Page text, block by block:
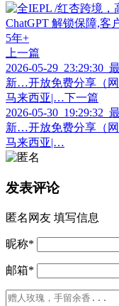
上一篇
2026-05-
新…开放免费分享（网
马来西亚|… 下一篇
2026-05-
新…开放免费分享（网
马来西亚|…
发表评论
匿名网友 填写信息
昵称*
邮箱*